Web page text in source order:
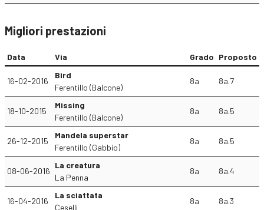
Migliori prestazioni
Data Via Grado Proposto
16-02-2016
Bird
Ferentillo (Balcone)
8a 8a.7
18-10-2015
Missing
Ferentillo (Balcone)
8a 8a.5
26-12-2015
Mandela superstar
Ferentillo (Gabbio)
8a 8a.5
08-06-2016
La creatura
La Penna
8a 8a.4
16-04-2016
La sciattata
Ceselli
8a 8a.3